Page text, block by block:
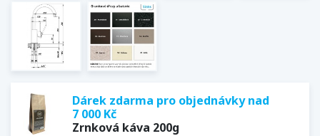
Dárek zdarma pro objednávky nad
7 000 Kč
Zrnková káva 200g